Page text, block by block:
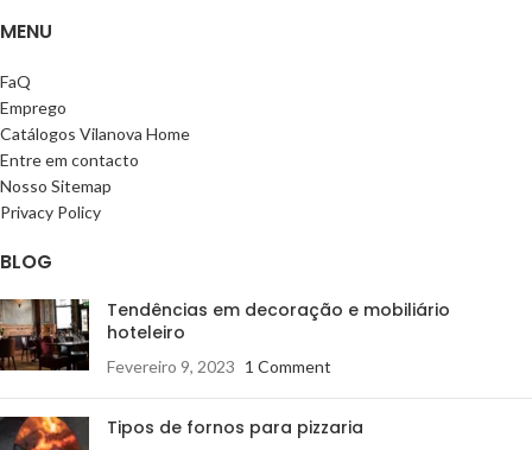
MENU
FaQ
Emprego
Catálogos Vilanova Home
Entre em contacto
Nosso Sitemap
Privacy Policy
BLOG
Tendências em decoração e mobiliário
hoteleiro
Fevereiro 9, 2023 1 Comment
Tipos de fornos para pizzaria